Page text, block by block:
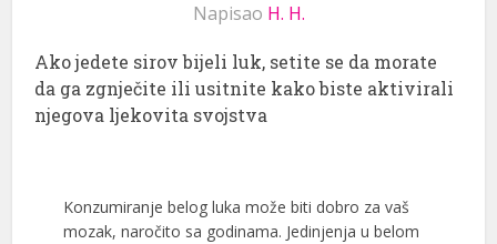
Napisao H. H.
Ako jedete sirov bijeli luk, setite se da morate
da ga zgnječite ili usitnite kako biste aktivirali
njegova ljekovita svojstva
Konzumiranje belog luka može biti dobro za vaš
mozak, naročito sa godinama. Jedinjenja u belom